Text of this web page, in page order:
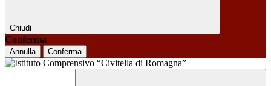
Chiudi
Conferma
Annulla Conferma